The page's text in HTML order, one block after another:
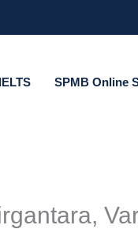
IELTS SPMB Online